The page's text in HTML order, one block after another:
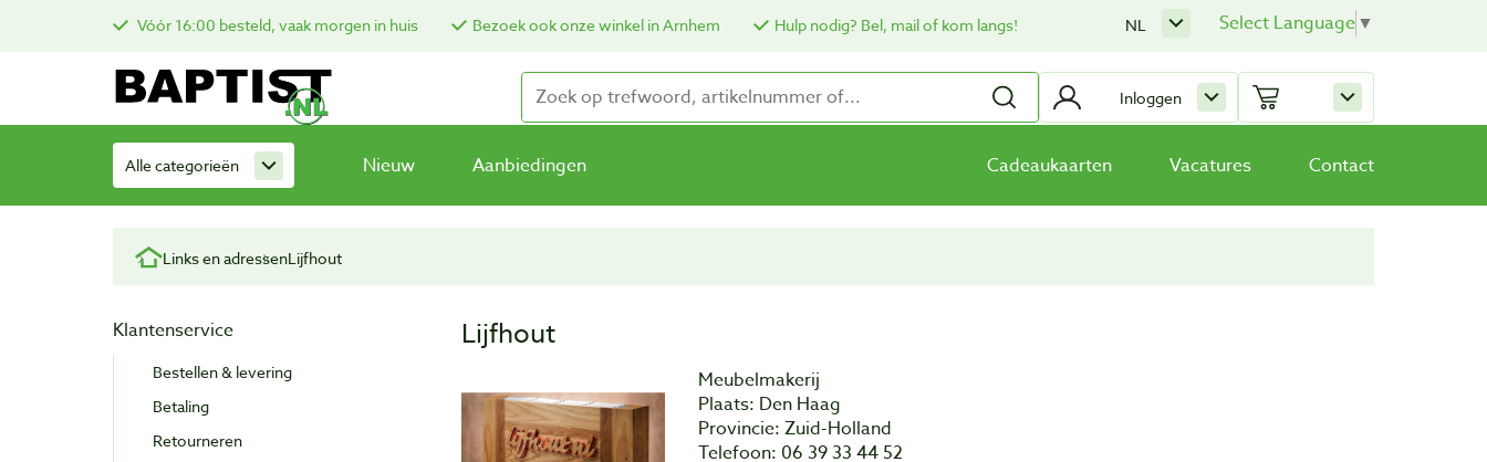
Vóór 16:00 besteld, vaak morgen in huis Bezoek ook onze winkel in Arnhem Hulp nodig? Bel, mail of kom langs! Select Language▼
NL
Inloggen
Alle categorieën Nieuw Aanbiedingen Cadeaukaarten Vacatures Contact
Links en adressenLijfhout
Klantenservice
Bestellen & levering
Betaling
Retourneren
Lijfhout
Meubelmakerij
Plaats: Den Haag
Provincie: Zuid-Holland
Telefoon: 06 39 33 44 52